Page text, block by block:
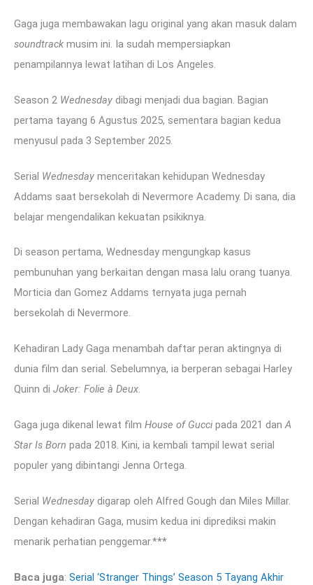
Gaga juga membawakan lagu original yang akan masuk dalam
soundtrack musim ini. Ia sudah mempersiapkan
penampilannya lewat latihan di Los Angeles.
Season 2 Wednesday dibagi menjadi dua bagian. Bagian
pertama tayang 6 Agustus 2025, sementara bagian kedua
menyusul pada 3 September 2025.
Serial Wednesday menceritakan kehidupan Wednesday
Addams saat bersekolah di Nevermore Academy. Di sana, dia
belajar mengendalikan kekuatan psikiknya.
Di season pertama, Wednesday mengungkap kasus
pembunuhan yang berkaitan dengan masa lalu orang tuanya.
Morticia dan Gomez Addams ternyata juga pernah
bersekolah di Nevermore.
Kehadiran Lady Gaga menambah daftar peran aktingnya di
dunia film dan serial. Sebelumnya, ia berperan sebagai Harley
Quinn di Joker: Folie à Deux.
Gaga juga dikenal lewat film House of Guccipada 2021 danA
Star Is Born pada 2018. Kini, ia kembali tampil lewat serial
populer yang dibintangi Jenna Ortega.
Serial Wednesday digarap oleh Alfred Gough dan Miles Millar.
Dengan kehadiran Gaga, musim kedua ini diprediksi makin
menarik perhatian penggemar.***
Baca juga: Serial ‘Stranger Things’ Season 5 Tayang Akhir